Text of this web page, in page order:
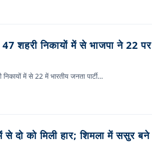
निकायों में से भाजपा ने 22 पर
में से 22 में भारतीय जनता पार्टी…
को मिली हार; शिमला में ससुर बने